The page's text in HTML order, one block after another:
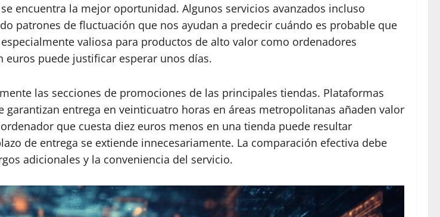
encuentra la mejor oportunidad. Algunos servicios avanzados incluso
patrones de fluctuación que nos ayudan a predecir cuándo es probable que
valiosa para productos de alto valor como ordenadores
puede justificar esperar unos días.
las secciones de promociones de las principales tiendas. Plataformas
entrega en veinticuatro horas en áreas metropolitanas añaden valor
que cuesta diez euros menos en una tienda puede resultar
de entrega se extiende innecesariamente. La comparación efectiva debe
adicionales y la conveniencia del servicio.